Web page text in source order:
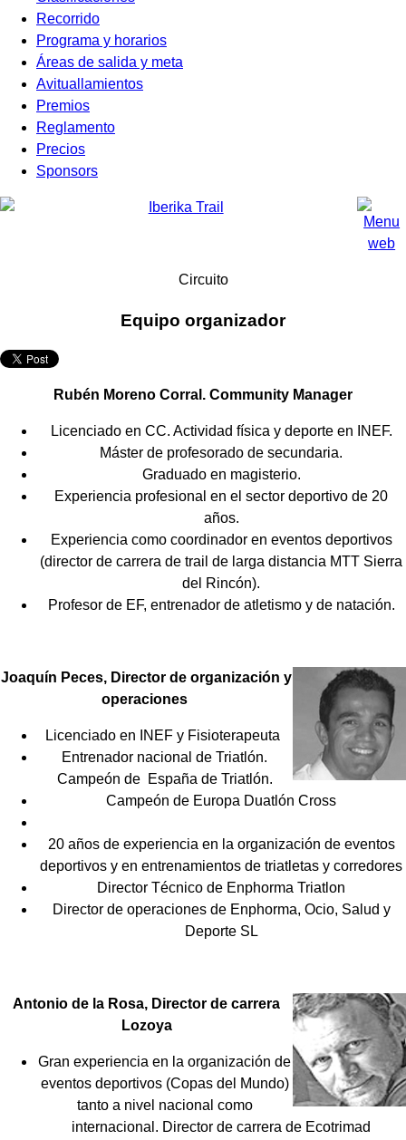
Recorrido
Programa y horarios
Áreas de salida y meta
Avituallamientos
Premios
Reglamento
Precios
Sponsors
Circuito
Equipo organizador
Rubén Moreno Corral. Community Manager
Licenciado en CC. Actividad física y deporte en INEF.
Máster de profesorado de secundaria.
Graduado en magisterio.
Experiencia profesional en el sector deportivo de 20
años.
Experiencia como coordinador en eventos deportivos
(director de carrera de trail de larga distancia MTT Sierra
del Rincón).
Profesor de EF, entrenador de atletismo y de natación.
Joaquín Peces, Director de organización y
operaciones
Licenciado en INEF y Fisioterapeuta
Entrenador nacional de Triatlón.
Campeón de España de Triatlón.
Campeón de Europa Duatlón Cross
20 años de experiencia en la organización de eventos
deportivos y en entrenamientos de triatletas y corredores
Director Técnico de Enphorma Triatlon
Director de operaciones de Enphorma, Ocio, Salud y
Deporte SL
Antonio de la Rosa, Director de carrera
Lozoya
Gran experiencia en la organización de
eventos deportivos (Copas del Mundo)
tanto a nivel nacional como
internacional. Director de carrera de Ecotrimad